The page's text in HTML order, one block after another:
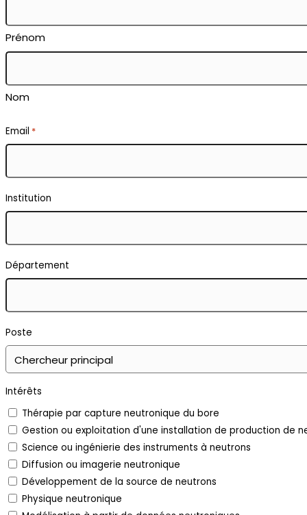
Prénom
Nom
Email *
Institution
Département
Poste
Intérêts
Thérapie par capture neutronique du bore
Gestion ou exploitation d'une installation de production de
Science ou ingénierie des instruments à neutrons
Diffusion ou imagerie neutronique
Développement de la source de neutrons
Physique neutronique